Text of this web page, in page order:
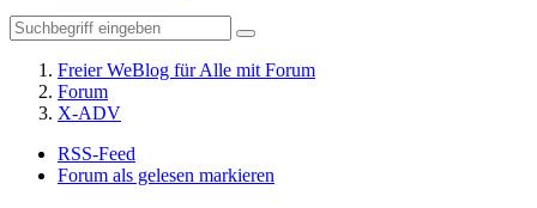
Freier WeBlog für Alle mit Forum
Forum
X-ADV
RSS-Feed
Forum als gelesen markieren